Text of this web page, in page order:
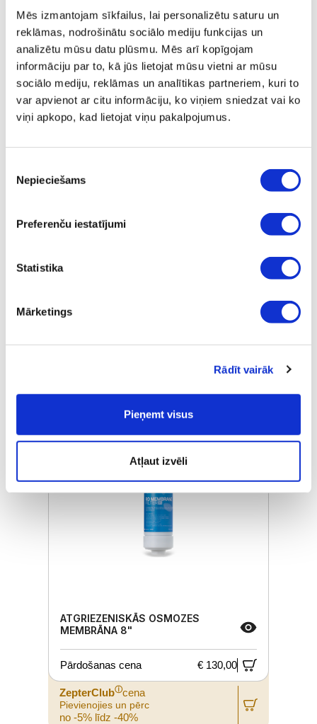
Mēs izmantojam sīkfailus, lai personalizētu saturu un
reklāmas, nodrošinātu sociālo mediju funkcijas un
analizētu mūsu datu plūsmu. Mēs arī kopīgojam
informāciju par to, kā jūs lietojat mūsu vietni ar mūsu
sociālo mediju, reklāmas un analītikas partneriem, kuri to
var apvienot ar citu informāciju, ko viņiem sniedzat vai ko
viņi apkopo, kad lietojat viņu pakalpojumus.
izvēle
Nepieciešams
Preferenču iestatījumi
Statistika
Mārketings
Rādīt vairāk
Pieņemt visus
Atļaut izvēli
ZepterClubⓘcena
Pievienojies un pērc
no -5% līdz -40%
ATGRIEZENISKĀS OSMOZES
MEMBRĀNA 8"
Pārdošanas cena € 130,00
ZepterClubⓘcena
Pievienojies un pērc
no -5% līdz -40%